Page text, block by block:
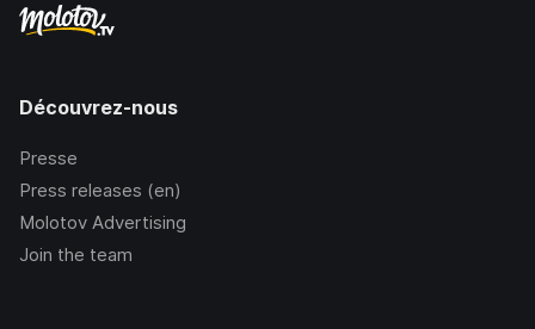
Découvrez-nous
Presse
Press releases (en)
Molotov Advertising
Join the team